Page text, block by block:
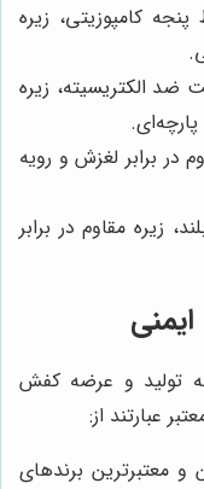
کامپوزیتی، زیره
الکتریسیته، زیره
پارچه‌ای.
در برابر لغزش و رویه
زیره مقاوم در برابر
تولید و عرضه کفش
عبارتند از:
و معتبرترین برندهای